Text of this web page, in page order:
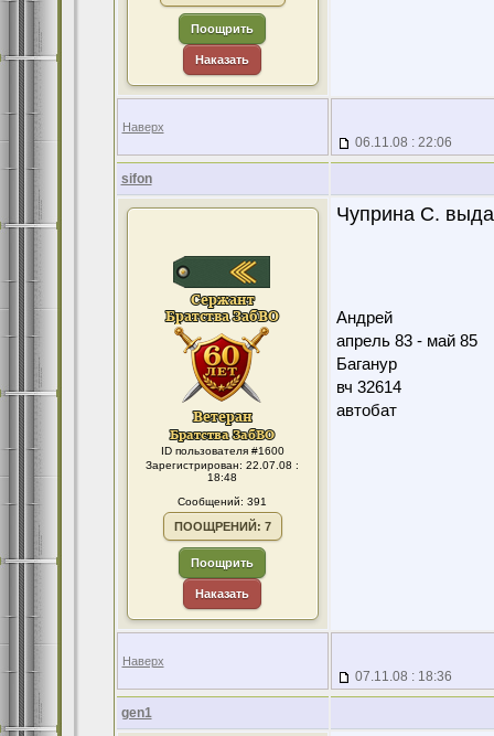
Поощрить
Наказать
Наверх
06.11.08 : 22:06
sifon
ID пользователя #1600
Зарегистрирован: 22.07.08 :
18:48
Сообщений: 391
ПООЩРЕНИЙ: 7
Поощрить
Наказать
Чуприна С.
Андрей
апрель 83 - май 85
Баганур
вч 32614
автобат
Наверх
07.11.08 : 18:36
gen1